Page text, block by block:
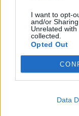
I want to opt-
and/or
Unrelated
collected.
Opted Out
Data